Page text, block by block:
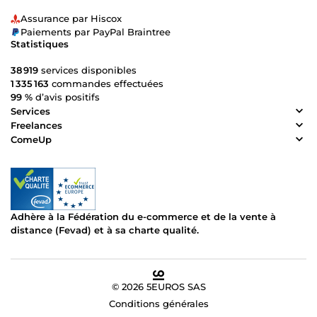
Assurance par Hiscox
Paiements par PayPal Braintree
Statistiques
38 919 services disponibles
1 335 163 commandes effectuées
99 % d’avis positifs
Services
Freelances
ComeUp
Adhère à la Fédération du e-commerce et de la vente à
distance (Fevad) et à sa charte qualité.
© 2026 5EUROS SAS
Conditions générales